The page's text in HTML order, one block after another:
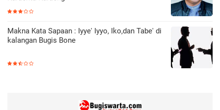
Makna Kata Sapaan : Iyye' Iyyo, Iko,dan Tabe' di
kalangan Bugis Bone